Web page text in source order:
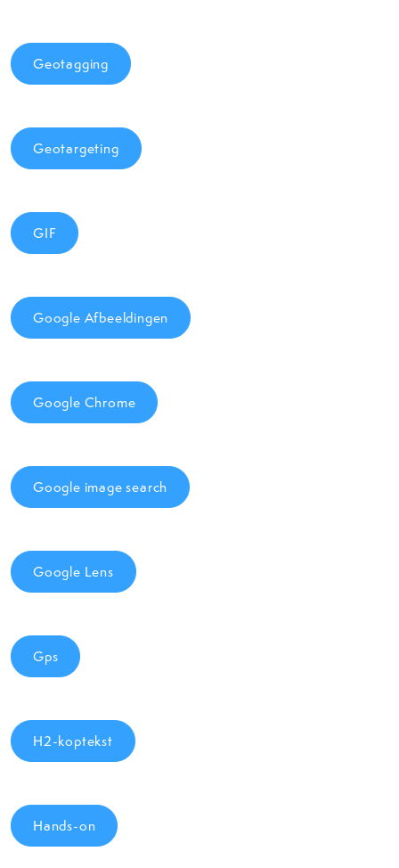
Geotagging
Geotargeting
GIF
Google Afbeeldingen
Google Chrome
Google image search
Google Lens
Gps
H2-koptekst
Hands-on